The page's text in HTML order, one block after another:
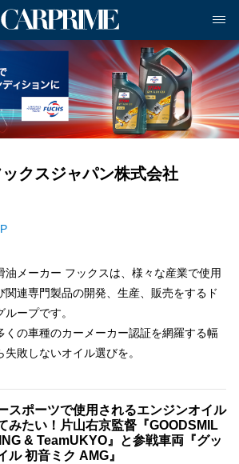
ックスジャパン株式会社
油メーカー フックスは、様々な産業で使用
関連専門製品の開発、生産、販売をするド
ープです。
くの車種のカーメーカー認証を網羅する幅
敗しないオイル選びを。
スポーツで使用されるエンジンオイル
みたい！片山右京監督『GOODSMIL
& TeamUKYO』と参戦車両『グッ
ル 初音ミク AMG』